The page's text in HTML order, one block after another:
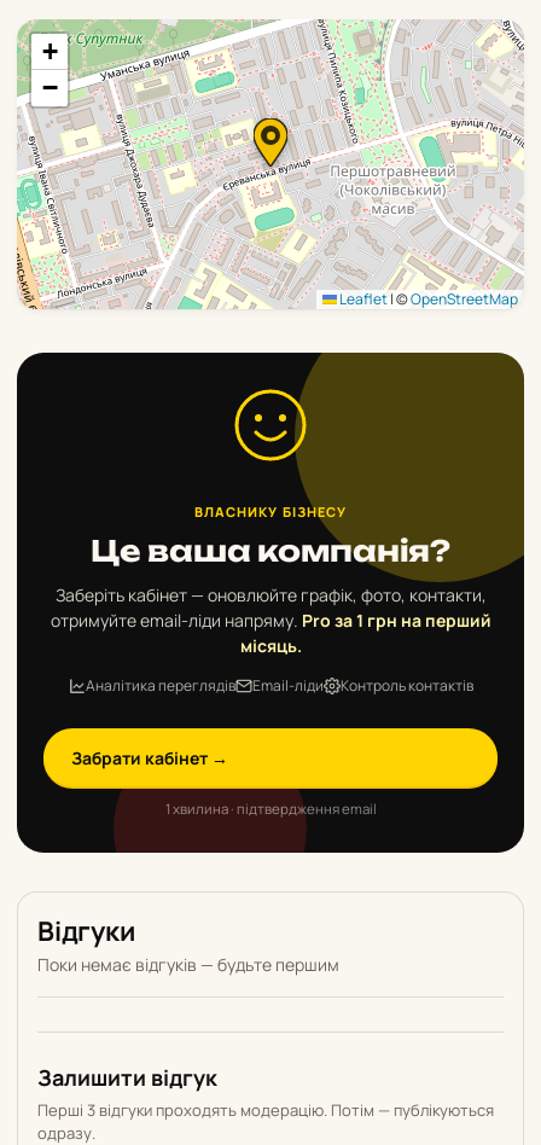
+
−
Leaflet|©OpenStreetMap
ВЛАСНИКУ БІЗНЕСУ
Це ваша компанія?
Заберіть кабінет — оновлюйте графік, фото, контакти,
отримуйте email-ліди напряму. Pro за 1 грн на перший
місяць.
Аналітика переглядів Email-ліди Контроль контактів
Забрати кабінет →
1 хвилина · підтвердження email
Відгуки
Поки немає відгуків — будьте першим
Залишити відгук
Перші 3 відгуки проходять модерацію. Потім — публікуються
одразу.